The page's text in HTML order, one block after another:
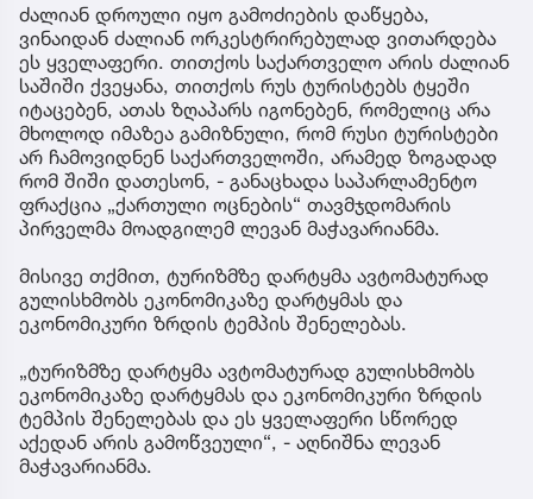
ძალიან დროული იყო გამოძიების დაწყება,
ვინაიდან ძალიან ორკესტრირებულად ვითარდება
ეს ყველაფერი. თითქოს საქართველო არის ძალიან
საშიში ქვეყანა, თითქოს რუს ტურისტებს ტყეში
იტაცებენ, ათას ზღაპარს იგონებენ, რომელიც არა
მხოლოდ იმაზეა გამიზნული, რომ რუსი ტურისტები
არ ჩამოვიდნენ საქართველოში, არამედ ზოგადად
რომ შიში დათესონ, - განაცხადა საპარლამენტო
ფრაქცია „ქართული ოცნების“ თავმჯდომარის
პირველმა მოადგილემ ლევან მაჭავარიანმა.
მისივე თქმით, ტურიზმზე დარტყმა ავტომატურად
გულისხმობს ეკონომიკაზე დარტყმას და
ეკონომიკური ზრდის ტემპის შენელებას.
„ტურიზმზე დარტყმა ავტომატურად გულისხმობს
ეკონომიკაზე დარტყმას და ეკონომიკური ზრდის
ტემპის შენელებას და ეს ყველაფერი სწორედ
აქედან არის გამოწვეული“, - აღნიშნა ლევან
მაჭავარიანმა.